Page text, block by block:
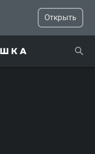
Открыть